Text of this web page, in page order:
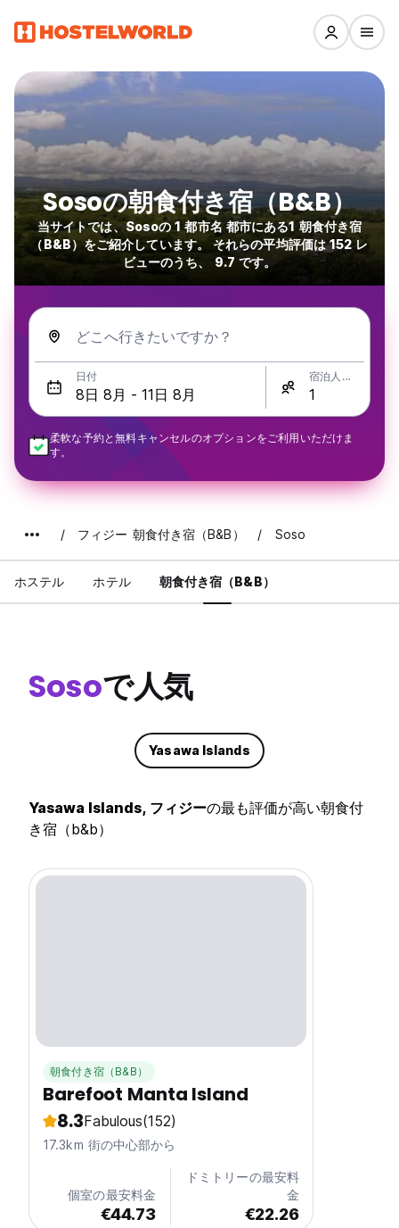
Sosoの朝食付き宿（B&B）
当サイトでは、Sosoの 1 都市名 都市にある1 朝食付き宿
（B&B）をご紹介しています。 それらの平均評価は 152 レ
ビューのうち、 9.7 です。
どこへ行きたいですか？
日付 宿泊人数
柔軟な予約と無料キャンセルのオプションをご利用いただけま
す。
フィジー 朝食付き宿（B&B） Soso
ホステル ホテル 朝食付き宿（B&B）
Sosoで人気
Yasawa Islands
Yasawa Islands, フィジーの最も評価が高い朝食付
き宿（b&b）
朝食付き宿（B&B）
Barefoot Manta Island
8.3Fabulous(152)
17.3km 街の中心部から
個室の最安料金
€44.73
ドミトリーの最安料
金
€22.26